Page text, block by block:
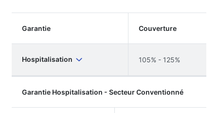
Garantie Couverture
Hospitalisation 105% - 125%
Garantie Hospitalisation - Secteur Conventionné